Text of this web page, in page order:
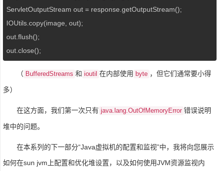
ServletOutputStream out = response.getOutputStream();
IOUtils.copy(image, out);
out.flush();
out.close();
（ BufferedStreams 和 ioutil 在内部使用 byte ，但它们通常要小得
多）
在这方面，我们第一次只有 java.lang.OutOfMemoryError 错误说明
堆中的问题。
在本系列的下一部分“Java虚拟机的配置和监视”中，我将向您展示
如何在sun jvm上配置和优化堆设置，以及如何使用JVM资源监视内